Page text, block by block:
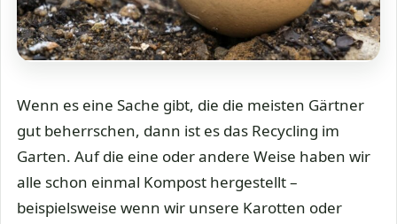
Wenn es eine Sache gibt, die die meisten Gärtner
gut beherrschen, dann ist es das Recycling im
Garten. Auf die eine oder andere Weise haben wir
alle schon einmal Kompost hergestellt –
beispielsweise wenn wir unsere Karotten oder